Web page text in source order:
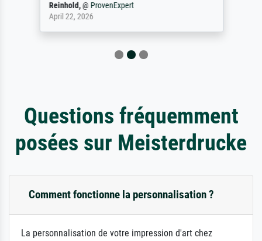
Reinhold,@ ProvenExpert
April 22, 2026
Questions fréquemment
posées sur Meisterdrucke
Comment fonctionne la personnalisation ?
La personnalisation de votre impression d'art chez